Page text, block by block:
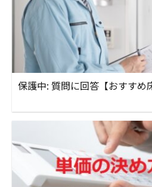
保護中: 質問に回答【おすすめ